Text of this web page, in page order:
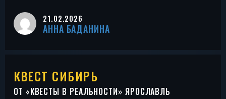
21.02.2026
АННА БАДАНИНА
КВЕСТ СИБИРЬ
ОТ «КВЕСТЫ В РЕАЛЬНОСТИ» ЯРОСЛАВЛЬ